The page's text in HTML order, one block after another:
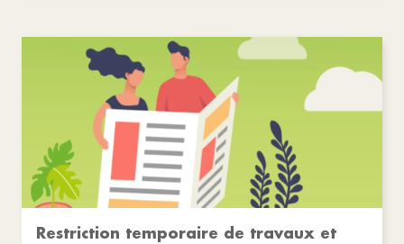
Restriction temporaire de travaux et